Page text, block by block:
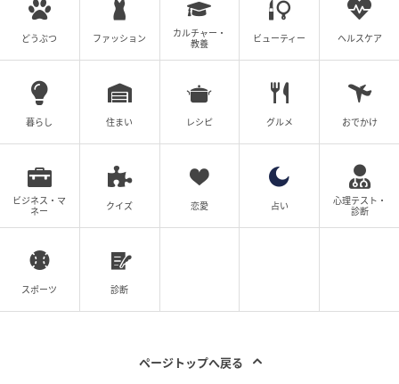
の声を参考にして、極上の座り心地と最高のデザイン
を兼ね備えたお気に入りの相棒ソファを探しに、足を
運んでみてくださいね。
※本記事は、自社で募集したアンケートの回答結果
（300名）に基づき、編集部が作成・編集を行ってい
ます。
※本ランキングは回答者の主観に基づくものであり、
特定の家具店の品質や客観的な優劣、あるいは各店舗
カバー対応可否、特定のカラー・サイズ展開の有無、
および配送料金を客観的に断定・保証するものではあ
りません。
リック等）、スプリング構造、組み立て難易度、およ
どうぶつ ファッション
カルチャー・
教養
ビューティー ヘルスケア
暮らし 住まい レシピ グルメ おでかけ
ビジネス・マ
ネー
クイズ 恋愛 占い
心理テスト・
診断
スポーツ 診断
ページトップへ戻る